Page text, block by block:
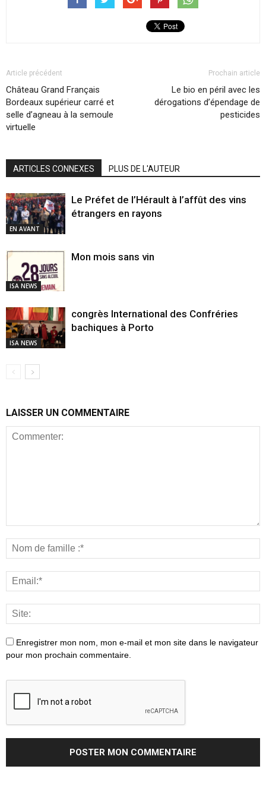
Article précédent
Château Grand Français
Bordeaux supérieur carré et
selle d’agneau à la semoule
virtuelle
Prochain article
Le bio en péril avec les
dérogations d’épendage de
pesticides
ARTICLES CONNEXES PLUS DE L'AUTEUR
EN AVANT
Le Préfet de l’Hérault à l’affût des vins
étrangers en rayons
ISA NEWS
Mon mois sans vin
ISA NEWS
congrès International des Confréries
bachiques à Porto
LAISSER UN COMMENTAIRE
Enregistrer mon nom, mon e-mail et mon site dans le navigateur
pour mon prochain commentaire.